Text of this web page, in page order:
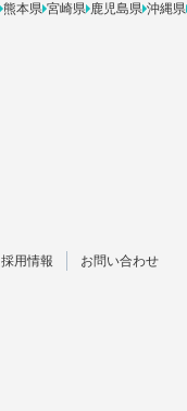
熊本県 宮崎県 鹿児島県 沖縄県
採用情報 お問い合わせ